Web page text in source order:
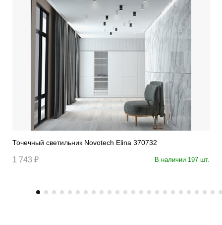
Точечный светильник Novotech Elina 370732
1 743 ₽ В наличии 197 шт.